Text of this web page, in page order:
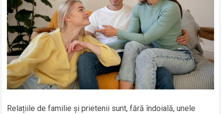
Relațiile de familie și prietenii sunt, fără îndoială, unele